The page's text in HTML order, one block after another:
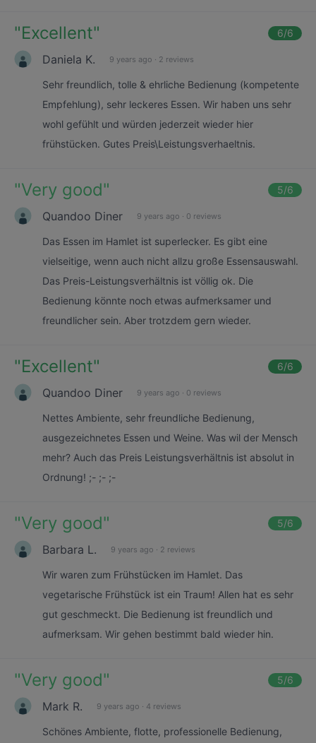
"Excellent" 6/6
Daniela K. 9 years ago · 2 reviews
Sehr freundlich, tolle & ehrliche Bedienung (kompetente
Empfehlung), sehr leckeres Essen. Wir haben uns sehr
wohl gefühlt und würden jederzeit wieder hier
frühstücken. Gutes Preis\Leistungsverhaeltnis.
"Very good" 5/6
Quandoo Diner 9 years ago · 0 reviews
Das Essen im Hamlet ist superlecker. Es gibt eine
vielseitige, wenn auch nicht allzu große Essensauswahl.
Das Preis-Leistungsverhältnis ist völlig ok. Die
Bedienung könnte noch etwas aufmerksamer und
freundlicher sein. Aber trotzdem gern wieder.
"Excellent" 6/6
Quandoo Diner 9 years ago · 0 reviews
Nettes Ambiente, sehr freundliche Bedienung,
ausgezeichnetes Essen und Weine. Was wil der Mensch
mehr? Auch das Preis Leistungsverhältnis ist absolut in
Ordnung! ;- ;- ;-
"Very good" 5/6
Barbara L. 9 years ago · 2 reviews
Wir waren zum Frühstücken im Hamlet. Das
vegetarische Frühstück ist ein Traum! Allen hat es sehr
gut geschmeckt. Die Bedienung ist freundlich und
aufmerksam. Wir gehen bestimmt bald wieder hin.
"Very good" 5/6
Mark R. 9 years ago · 4 reviews
Schönes Ambiente, flotte, professionelle Bedienung,